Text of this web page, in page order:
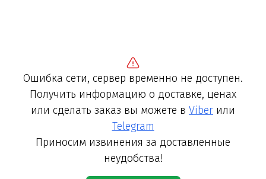
Ошибка сети, сервер временно не доступен.
Получить информацию о доставке, ценах
или сделать заказ вы можете в Viber или
Telegram
Приносим извинения за доставленные
неудобства!